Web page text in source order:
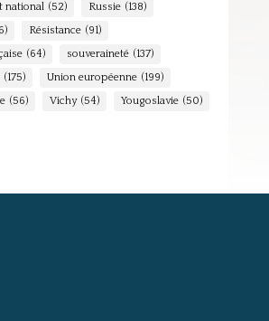
national (52) Russie (138)
Résistance (91)
(64) souveraineté (137)
(175) Union européenne (199)
(56) Vichy (54) Yougoslavie (50)